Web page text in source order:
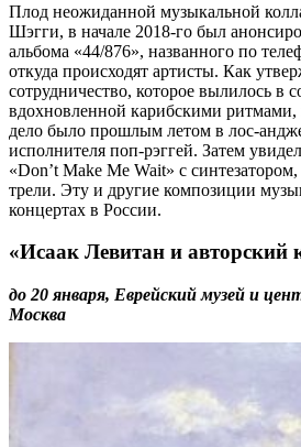
Плод неожиданной музыкальной
Шэгги, в начале 2018-го был
альбома «44/876», названного по
откуда происходят артисты. Как
сотрудничество, которое вылилось в
вдохновленной карибскими
дело было прошлым летом в лос-
исполнителя поп-рэггей. Затем
«Don’t Make Me Wait» с
трели. Эту и другие композиции
концертах в России.
«Исаак Левитан и авторский
до 20 января, Еврейский музей и
Москва